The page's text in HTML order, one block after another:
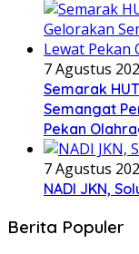
7 Agustus
Semarak
Semangat
Pekan
7 Agustus
NADI JKN,
Berita Populer